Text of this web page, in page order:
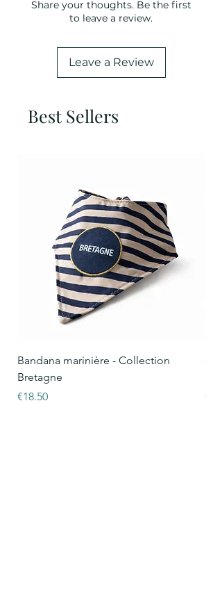
Share your thoughts. Be the first
to leave a review.
Leave a Review
Best Sellers
Bandana marinière - Collection
Bretagne
Price
€18.50
Price